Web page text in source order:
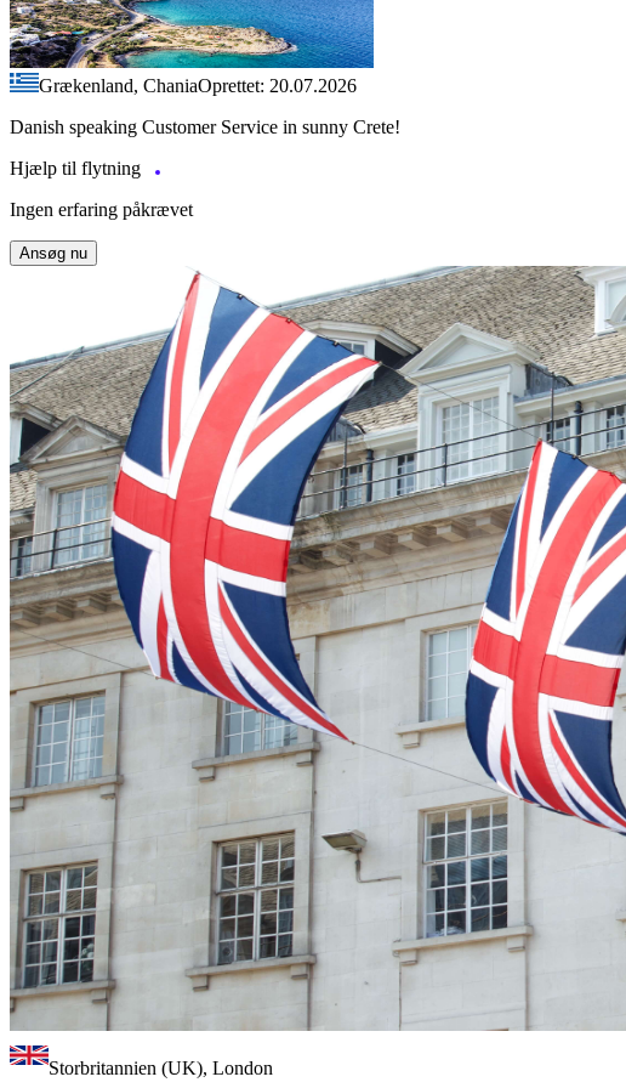
Grækenland, ChaniaOprettet: 20.07.2026
Danish speaking Customer Service in sunny Crete!
Hjælp til flytning
Ingen erfaring påkrævet
Ansøg nu
Storbritannien (UK), London